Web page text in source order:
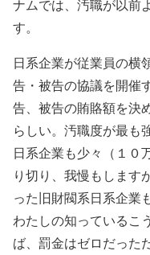
ナムでは、汚職が以前
す。
日系企業が従業員の横
告・被告の協議を開催
告、被告の賄賂額を決
らしい。汚職度が最も
日系企業も少々（１０
り切り、我慢もします
った旧財閥系日系企業
わたしの知っているこ
ば、罰金はゼロだった